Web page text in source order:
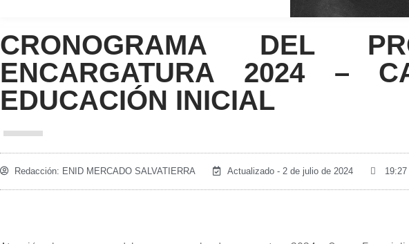
CRONOGRAMA DEL
ENCARGATURA 2024 –
EDUCACIÓN INICIAL
Redacción: ENID MERCADO SALVATIERRA Actualizado - 2 de julio de 2024 19:27